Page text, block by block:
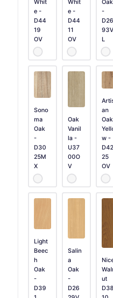
Whit
e -
D44
19
OV
Whit
e -
D44
11
OV
Oak
-
D26
93V
L
Sono
ma
Oak
-
D30
25M
X
Oak
Vanil
la -
U37
00O
V
an
Oak
w -
D42
25
OV
Light
Beec
h
Oak
-
D39
Salin
a
Oak
-
D26
ut
D38